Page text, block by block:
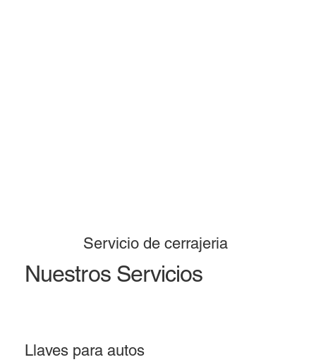
Nuestros Servicios
Servicio de cerrajeria
Llaves para autos